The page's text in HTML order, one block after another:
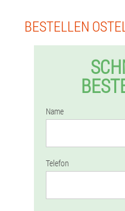
BESTELLEN
Name
Telefon